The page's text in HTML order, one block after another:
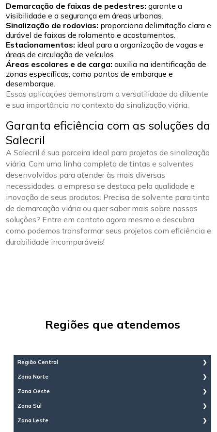
Demarcação de faixas de pedestres: garante a
visibilidade e a segurança em áreas urbanas.
Sinalização de rodovias: proporciona delimitação clara e
durável de faixas de rolamento e acostamentos.
Estacionamentos: ideal para a organização de vagas e
áreas de circulação de veículos.
Áreas escolares e de carga: auxilia na identificação de
zonas específicas, como pontos de embarque e
desembarque.
Essas aplicações demonstram a versatilidade do diluente
e sua importância no contexto da sinalização viária.
Garanta eficiência com as soluções da
Salecril
A Salecril é sua parceira ideal para projetos de sinalização
viária. Com uma linha completa de tintas e solventes
desenvolvidos para atender às mais diversas
necessidades, a empresa se destaca pela qualidade e
inovação de seus produtos. Precisa de solvente para tinta
de demarcação viária ou quer saber mais sobre nossas
soluções? Entre em contato agora mesmo e descubra
como podemos transformar seus projetos com eficiência e
durabilidade incomparáveis!
Regiões que atendemos
Região Central
Aclimação
Bom Retiro
Brás
Centro
Zona Norte
Brasilândia
Casa Verde
Imirim
Zona Oeste
Água Branca
Barra Funda
Zona Sul
Aeroporto
Zona Leste